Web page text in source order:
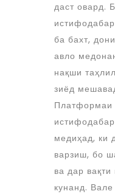
даст овард.
ба бахт,
авло
нақши
зиёд
медиҳад, ки
варзиш, бо
ва дар вақти
кунанд.